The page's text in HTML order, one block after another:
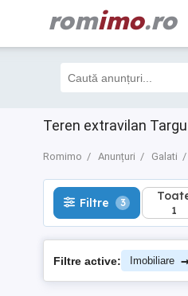
romimo.ro
Teren extravilan
Romimo Anunțuri Galati
Filtre 3 Toate
1
Filtre 3
1
Filtre active: Imobiliare